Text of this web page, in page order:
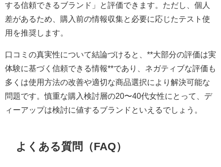
する信頼できるブランド」と評価できます。ただし、個人
差があるため、購入前の情報収集と必要に応じたテスト使
用を推奨します。
口コミの真実性について結論づけると、**大部分の評価は実
体験に基づく信頼できる情報**であり、ネガティブな評価も
多くは使用方法の改善や適切な商品選択により解決可能な
問題です。慎重な購入検討層の20〜40代女性にとって、デ
ィーアップは検討に値するブランドといえるでしょう。
よくある質問（FAQ）